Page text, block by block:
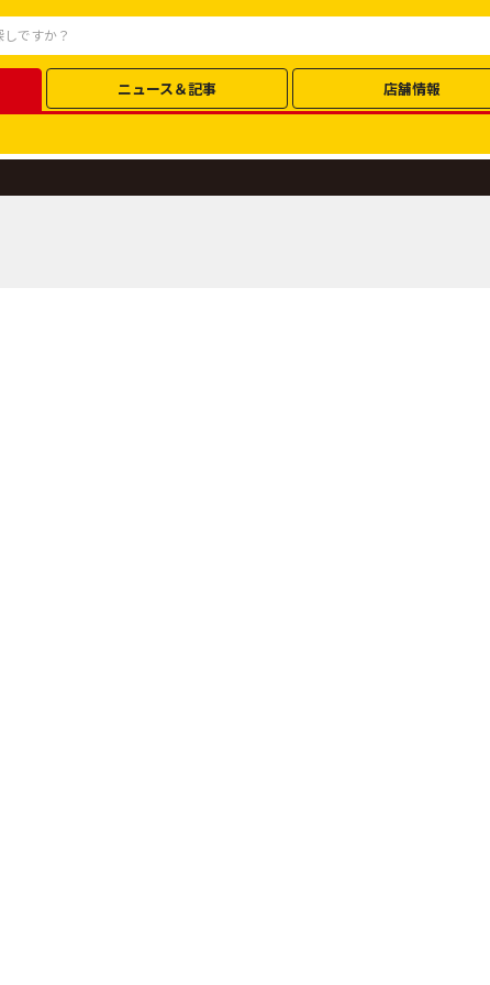
ニュース＆記事 店舗情報